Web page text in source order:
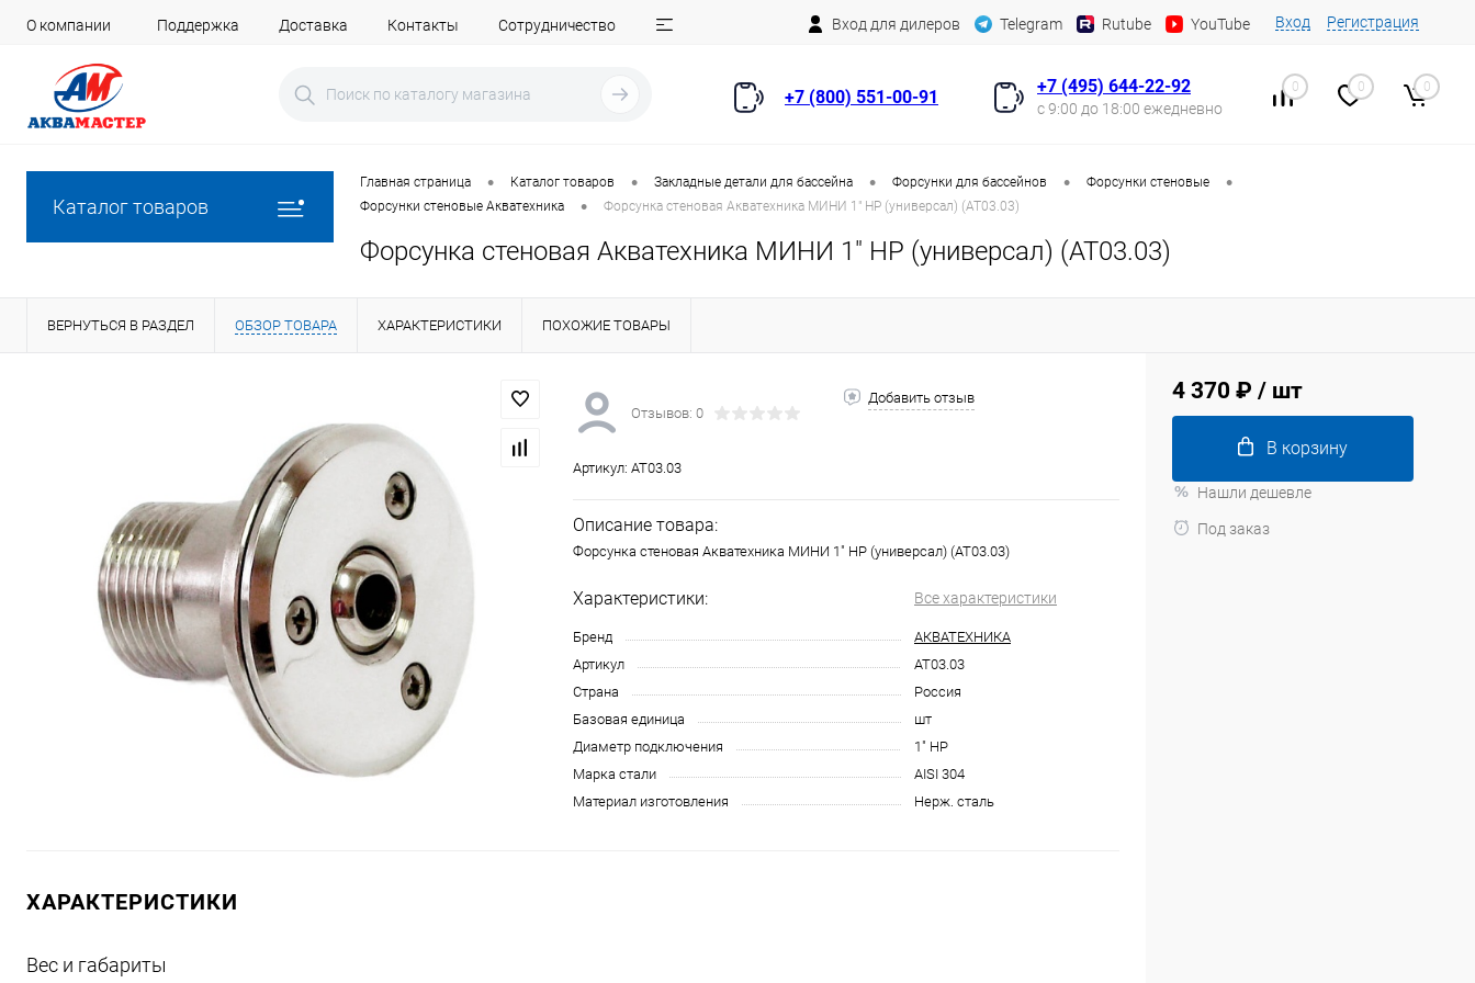
О компании Поддержка Доставка Контакты Сотрудничество Вход для дилеров Telegram Rutube YouTube Вход Регистрация
+7 (800) 551-00-91
+7 (495) 644-22-92
с 9:00 до 18:00 ежедневно
0 0 0
Каталог товаров
Главная страница • Каталог товаров • Закладные детали для бассейна • Форсунки для бассейнов • Форсунки стеновые •
Форсунки стеновые Акватехника • Форсунка стеновая Акватехника МИНИ 1" НР (универсал) (AT03.03)
Форсунка стеновая Акватехника МИНИ 1" НР (универсал) (AT03.03)
ВЕРНУТЬСЯ В РАЗДЕЛ ОБЗОР ТОВАРА ХАРАКТЕРИСТИКИ ПОХОЖИЕ ТОВАРЫ
Отзывов: 0
Добавить отзыв
Артикул: AT03.03
Описание товара:
Форсунка стеновая Акватехника МИНИ 1" НР (универсал) (AT03.03)
Характеристики: Все характеристики
Бренд
АКВАТЕХНИКА
Артикул
AT03.03
Страна
Россия
Базовая единица
шт
Диаметр подключения
1" НР
Марка стали
AISI 304
Материал изготовления
Нерж. сталь
ХАРАКТЕРИСТИКИ
Вес и габариты
4 370 ₽ / шт
В корзину
Нашли дешевле
Под заказ